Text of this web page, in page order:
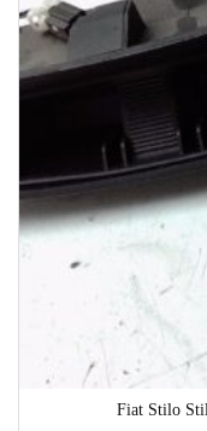
Fiat Stilo